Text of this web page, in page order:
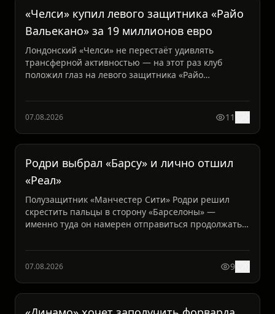
«Челси» купил левого защитника «Райо
Вальекано» за 19 миллионов евро
Лондонский «Челси» не перестаёт удивлять
трансферной активностью — на этот раз клуб
положил глаз на левого защитника «Райо
07.08.2026 11
Родри выбрал «Барсу» и лично отшил
«Реал»
Полузащитник «Манчестер Сити» Родри решил
скрестить пальцы в сторону «Барселоны» —
именно туда он намерен отправиться продолжать
07.08.2026 9